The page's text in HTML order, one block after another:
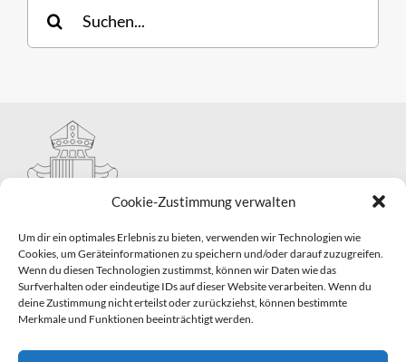
Cookie-Zustimmung verwalten
Um dir ein optimales Erlebnis zu bieten, verwenden wir Technologien wie
Cookies, um Geräteinformationen zu speichern und/oder darauf zuzugreifen.
Wenn du diesen Technologien zustimmst, können wir Daten wie das
Surfverhalten oder eindeutige IDs auf dieser Website verarbeiten. Wenn du
deine Zustimmung nicht erteilst oder zurückziehst, können bestimmte
Merkmale und Funktionen beeinträchtigt werden.
nach:
Hauptabteilung II – Seelsorge
Pastorale Grunddienste und Sakramentenpastoral
Telefon: 0821 3166-2593
gemeindepastoral@bistum-augsburg.de